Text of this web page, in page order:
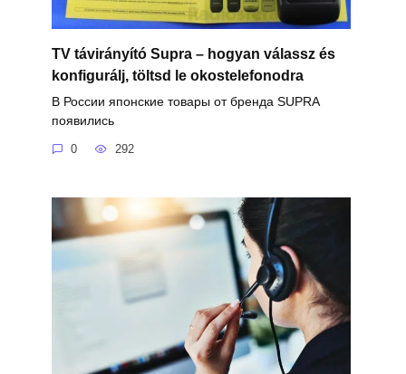
TV távirányító Supra – hogyan válassz és
konfigurálj, töltsd le okostelefonodra
В России японские товары от бренда SUPRA
появились
0 292